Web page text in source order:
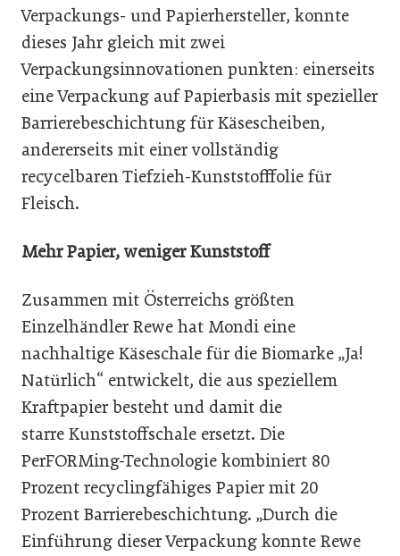
Verpackungs- und Papierhersteller, konnte
dieses Jahr gleich mit zwei
Verpackungsinnovationen punkten: einerseits
eine Verpackung auf Papierbasis mit spezieller
Barrierebeschichtung für Käsescheiben,
andererseits mit einer vollständig
recycelbaren Tiefzieh-Kunststofffolie für
Fleisch.
Mehr Papier, weniger Kunststoff
Zusammen mit Österreichs größten
Einzelhändler Rewe hat Mondi eine
nachhaltige Käseschale für die Biomarke „Ja!
Natürlich“ entwickelt, die aus speziellem
Kraftpapier besteht und damit die
starre Kunststoffschale ersetzt. Die
PerFORMing-Technologie kombiniert 80
Prozent recyclingfähiges Papier mit 20
Prozent Barrierebeschichtung. „Durch die
Einführung dieser Verpackung konnte Rewe